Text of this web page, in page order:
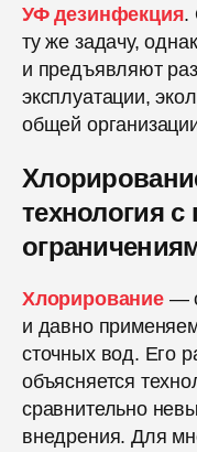
УФ дезинфекция.
ту же задачу,
и предъявляют
эксплуатации,
общей
технология
Хлорирование —
и давно
сточных вод. Его
объясняется
сравнительно
внедрения. Для